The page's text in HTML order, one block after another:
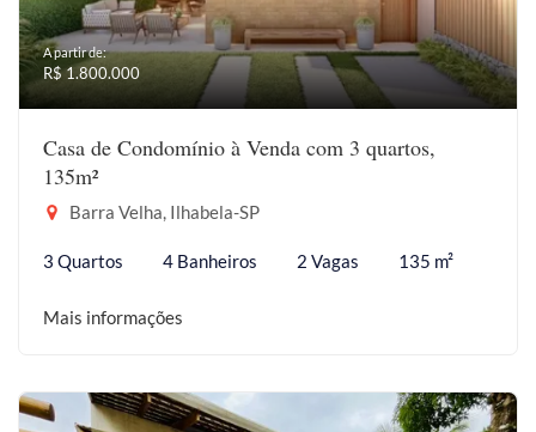
A partir de:
R$ 1.800.000
Casa de Condomínio à Venda com 3 quartos,
135m²
Barra Velha, Ilhabela-SP
3 Quartos 4 Banheiros 2 Vagas 135 m²
Mais informações